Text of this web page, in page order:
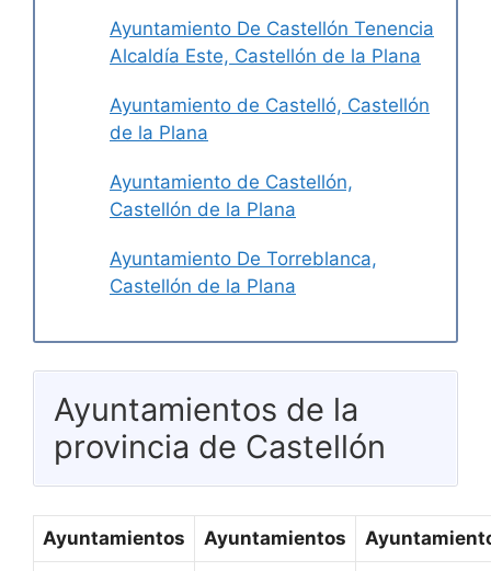
Ayuntamiento De Castellón Tenencia
Alcaldía Este, Castellón de la Plana
Ayuntamiento de Castelló, Castellón
de la Plana
Ayuntamiento de Castellón,
Castellón de la Plana
Ayuntamiento De Torreblanca,
Castellón de la Plana
Ayuntamientos de la
provincia de Castellón
Ayuntamientos Ayuntamientos